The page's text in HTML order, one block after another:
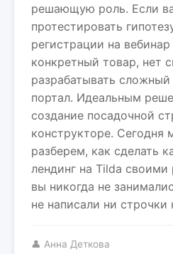
решающую роль. Если
протестировать
регистрации на
конкретный товар, нет
разрабатывать
портал. Идеальным
создание посадочной
конструкторе. Сегодня
разберем, как сделать
лендинг на Tilda
вы никогда не
не написали ни строчки
👤 Анна Деткова